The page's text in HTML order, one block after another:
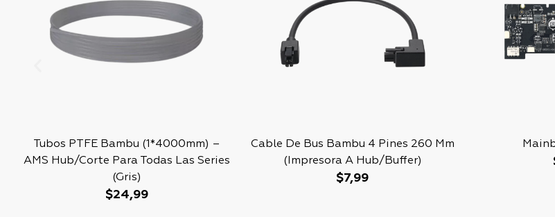
Tubos PTFE Bambu (1*4000mm) –
AMS Hub/Corte Para Todas Las Series
(Gris)
$24,99
Cable De Bus Bambu 4 Pines 260 Mm
(Impresora A Hub/Buffer)
$7,99